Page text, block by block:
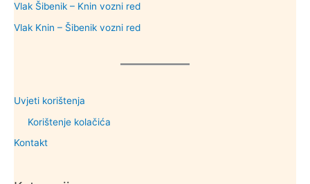
Vlak Šibenik – Knin vozni red
Vlak Knin – Šibenik vozni red
Uvjeti korištenja
Korištenje kolačića
Kontakt